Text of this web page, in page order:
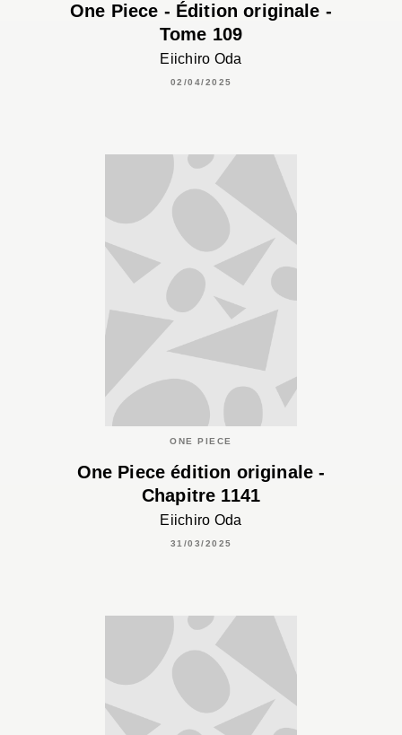
One Piece - Édition originale -
Tome 109
Eiichiro Oda
02/04/2025
ONE PIECE
One Piece édition originale -
Chapitre 1141
Eiichiro Oda
31/03/2025